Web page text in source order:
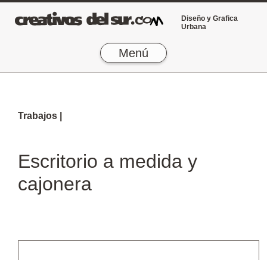
Diseño y Grafica
Urbana
Menú
Trabajos |
Escritorio a medida y
cajonera